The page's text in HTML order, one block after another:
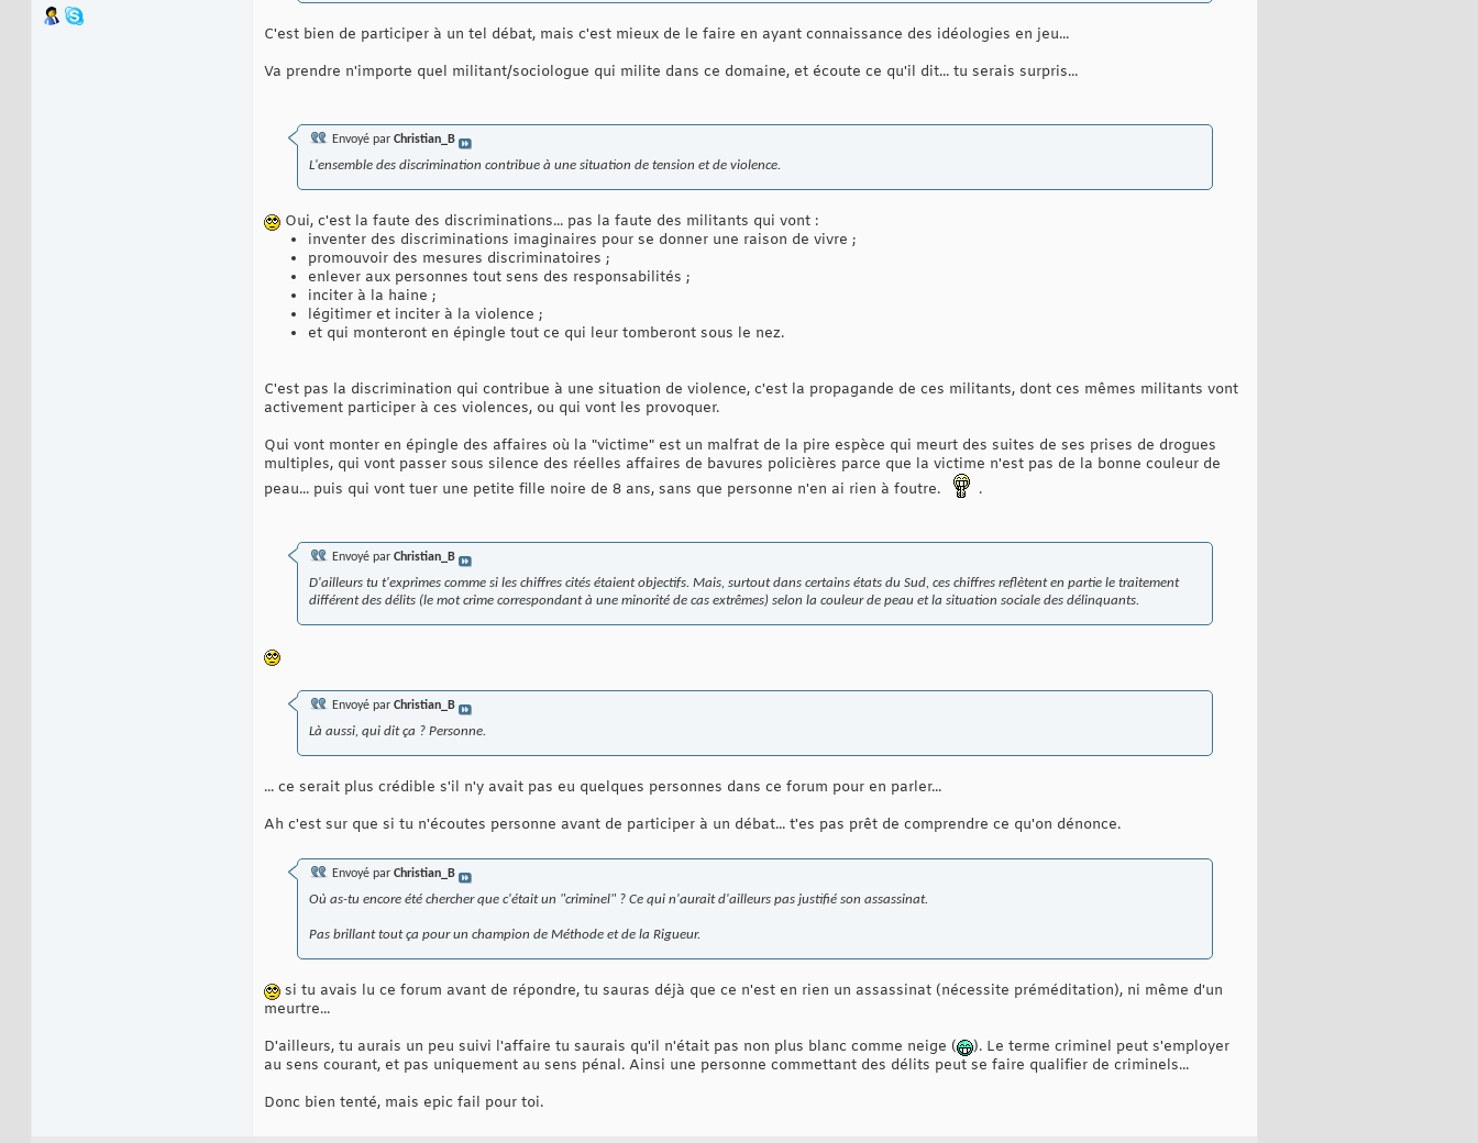
C'est bien de participer à un tel débat, mais c'est mieux de le faire en ayant connaissance des idéologies en jeu...
Va prendre n'importe quel militant/sociologue qui milite dans ce domaine, et écoute ce qu'il dit... tu serais surpris...
Envoyé par Christian_B
L'ensemble des discrimination contribue à une situation de tension et de violence.
Oui, c'est la faute des discriminations... pas la faute des militants qui vont :
inventer des discriminations imaginaires pour se donner une raison de vivre ;
promouvoir des mesures discriminatoires ;
enlever aux personnes tout sens des responsabilités ;
inciter à la haine ;
légitimer et inciter à la violence ;
et qui monteront en épingle tout ce qui leur tomberont sous le nez.
C'est pas la discrimination qui contribue à une situation de violence, c'est la propagande de ces militants, dont ces mêmes militants vont
activement participer à ces violences, ou qui vont les provoquer.
Qui vont monter en épingle des affaires où la "victime" est un malfrat de la pire espèce qui meurt des suites de ses prises de drogues
multiples, qui vont passer sous silence des réelles affaires de bavures policières parce que la victime n'est pas de la bonne couleur de
peau... puis qui vont tuer une petite fille noire de 8 ans, sans que personne n'en ai rien à foutre.
.
Envoyé par Christian_B
D'ailleurs tu t'exprimes comme si les chiffres cités étaient objectifs. Mais, surtout dans certains états du Sud, ces chiffres reflètent en partie le traitement
différent des délits (le mot crime correspondant à une minorité de cas extrêmes) selon la couleur de peau et la situation sociale des délinquants.
Envoyé par Christian_B
Là aussi, qui dit ça ? Personne.
... ce serait plus crédible s'il n'y avait pas eu quelques personnes dans ce forum pour en parler...
Ah c'est sur que si tu n'écoutes personne avant de participer à un débat... t'es pas prêt de comprendre ce qu'on dénonce.
Envoyé par Christian_B
Où as-tu encore été chercher que c'était un "criminel" ? Ce qui n'aurait d'ailleurs pas justifié son assassinat.
Pas brillant tout ça pour un champion de Méthode et de la Rigueur.
si tu avais lu ce forum avant de répondre, tu sauras déjà que ce n'est en rien un assassinat (nécessite préméditation), ni même d'un
meurtre...
D'ailleurs, tu aurais un peu suivi l'affaire tu saurais qu'il n'était pas non plus blanc comme neige (
). Le terme criminel peut s'employer
au sens courant, et pas uniquement au sens pénal. Ainsi une personne commettant des délits peut se faire qualifier de criminels...
Donc bien tenté, mais epic fail pour toi.